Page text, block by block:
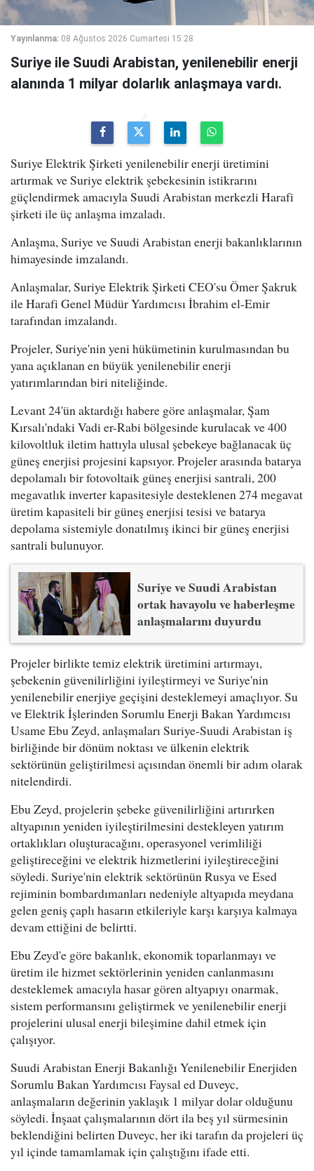
Yayınlanma: 08 Ağustos 2026 Cumartesi 15:28
Suriye ile Suudi Arabistan, yenilenebilir enerji
alanında 1 milyar dolarlık anlaşmaya vardı.
Suriye Elektrik Şirketi yenilenebilir enerji üretimini
artırmak ve Suriye elektrik şebekesinin istikrarını
güçlendirmek amacıyla Suudi Arabistan merkezli Harafi
şirketi ile üç anlaşma imzaladı.
Anlaşma, Suriye ve Suudi Arabistan enerji bakanlıklarının
himayesinde imzalandı.
Anlaşmalar, Suriye Elektrik Şirketi CEO'su Ömer Şakruk
ile Harafi Genel Müdür Yardımcısı İbrahim el-Emir
tarafından imzalandı.
Projeler, Suriye'nin yeni hükümetinin kurulmasından bu
yana açıklanan en büyük yenilenebilir enerji
yatırımlarından biri niteliğinde.
Levant 24'ün aktardığı habere göre anlaşmalar, Şam
Kırsalı'ndaki Vadi er-Rabi bölgesinde kurulacak ve 400
kilovoltluk iletim hattıyla ulusal şebekeye bağlanacak üç
güneş enerjisi projesini kapsıyor. Projeler arasında batarya
depolamalı bir fotovoltaik güneş enerjisi santrali, 200
megavatlık inverter kapasitesiyle desteklenen 274 megavat
üretim kapasiteli bir güneş enerjisi tesisi ve batarya
depolama sistemiyle donatılmış ikinci bir güneş enerjisi
santrali bulunuyor.
Suriye ve Suudi Arabistan
ortak havayolu ve haberleşme
anlaşmalarını duyurdu
Projeler birlikte temiz elektrik üretimini artırmayı,
şebekenin güvenilirliğini iyileştirmeyi ve Suriye'nin
yenilenebilir enerjiye geçişini desteklemeyi amaçlıyor. Su
ve Elektrik İşlerinden Sorumlu Enerji Bakan Yardımcısı
Usame Ebu Zeyd, anlaşmaları Suriye-Suudi Arabistan iş
birliğinde bir dönüm noktası ve ülkenin elektrik
sektörünün geliştirilmesi açısından önemli bir adım olarak
nitelendirdi.
Ebu Zeyd, projelerin şebeke güvenilirliğini artırırken
altyapının yeniden iyileştirilmesini destekleyen yatırım
ortaklıkları oluşturacağını, operasyonel verimliliği
geliştireceğini ve elektrik hizmetlerini iyileştireceğini
söyledi. Suriye'nin elektrik sektörünün Rusya ve Esed
rejiminin bombardımanları nedeniyle altyapıda meydana
gelen geniş çaplı hasarın etkileriyle karşı karşıya kalmaya
devam ettiğini de belirtti.
Ebu Zeyd'e göre bakanlık, ekonomik toparlanmayı ve
üretim ile hizmet sektörlerinin yeniden canlanmasını
desteklemek amacıyla hasar gören altyapıyı onarmak,
sistem performansını geliştirmek ve yenilenebilir enerji
projelerini ulusal enerji bileşimine dahil etmek için
çalışıyor.
Suudi Arabistan Enerji Bakanlığı Yenilenebilir Enerjiden
Sorumlu Bakan Yardımcısı Faysal ed Duveyc,
anlaşmaların değerinin yaklaşık 1 milyar dolar olduğunu
söyledi. İnşaat çalışmalarının dört ila beş yıl sürmesinin
beklendiğini belirten Duveyc, her iki tarafın da projeleri üç
yıl içinde tamamlamak için çalıştığını ifade etti.